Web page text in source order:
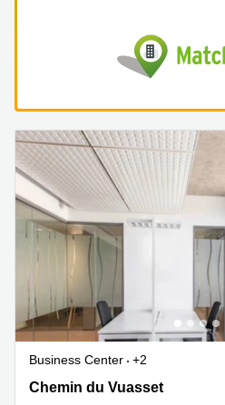
Business Center
+2
Chemin du Vuasset 2,2. Stock,
Chemin du Vuasset